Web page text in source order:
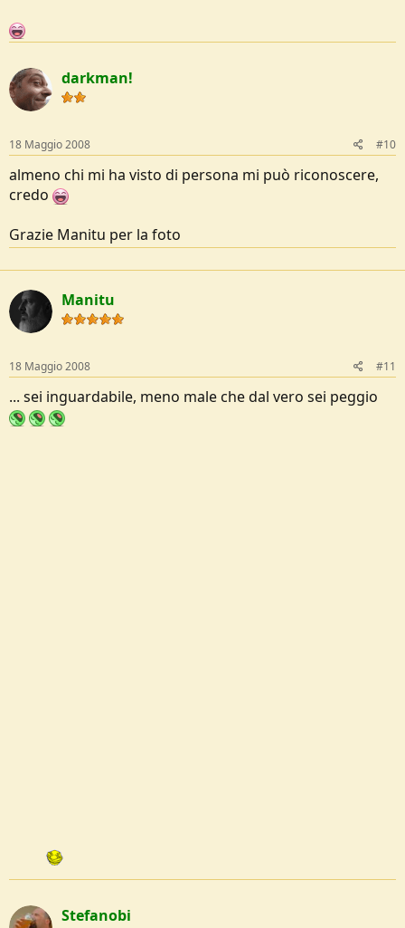
darkman!
18 Maggio 2008 #10
almeno chi mi ha visto di persona mi può riconoscere,
credo
Grazie Manitu per la foto
Manitu
18 Maggio 2008 #11
... sei inguardabile, meno male che dal vero sei peggio
Stefanobi